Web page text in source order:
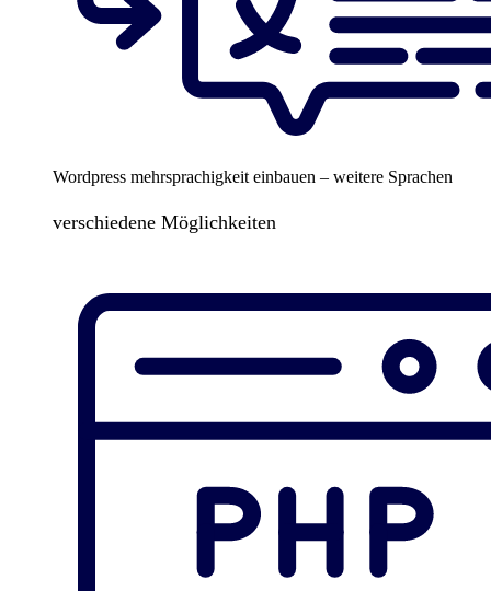
Wordpress mehrsprachigkeit einbauen – weitere Sprachen
verschiedene Möglichkeiten